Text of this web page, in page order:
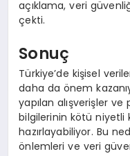
açıklama, veri
çekti.
Sonuç
Türkiye’de kişisel
daha da önem
yapılan alışverişler
bilgilerinin kötü niyetli
hazırlayabiliyor. Bu
önlemleri ve veri